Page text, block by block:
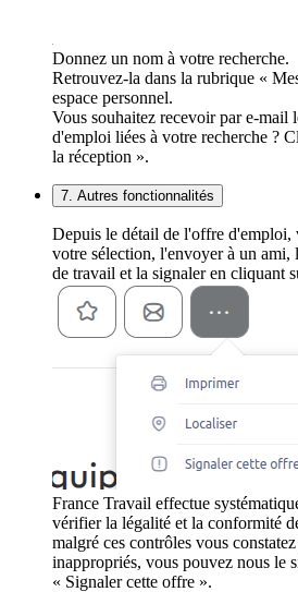
Donnez un nom à votre recherche.
Retrouvez-la dans la rubrique «
espace personnel.
Vous souhaitez recevoir par e-mail
d'emploi liées à votre recherche ?
la réception ».
7. Autres fonctionnalités
Depuis le détail de l'offre d'emploi,
votre sélection, l'envoyer à un
de travail et la signaler en cliquant
France Travail effectue
vérifier la légalité et la conformité
malgré ces contrôles vous
inappropriés, vous pouvez nous le
« Signaler cette offre ».